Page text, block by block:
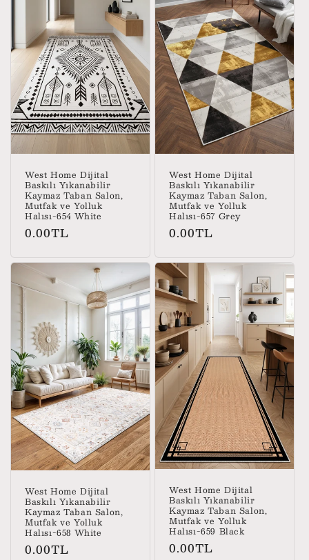
West Home Dijital
Baskılı Yıkanabilir
Kaymaz Taban Salon,
Mutfak ve Yolluk
Halısı-654 White
Normal
0.00TL
West Home Dijital
Baskılı Yıkanabilir
Kaymaz Taban Salon,
Mutfak ve Yolluk
Halısı-657 Grey
Normal
0.00TL
West Home Dijital
Baskılı Yıkanabilir
Kaymaz Taban Salon,
Mutfak ve Yolluk
Halısı-658 White
Normal
0.00TL
West Home Dijital
Baskılı Yıkanabilir
Kaymaz Taban Salon,
Mutfak ve Yolluk
Halısı-659 Black
Normal
0.00TL